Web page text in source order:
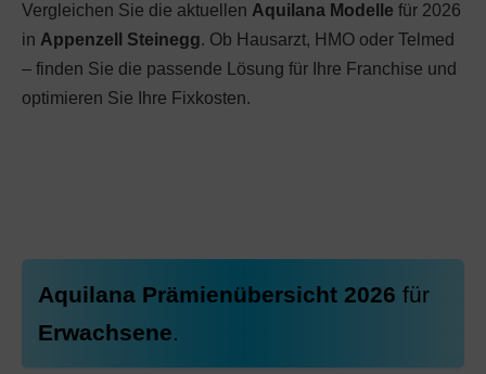
Vergleichen Sie die aktuellen Aquilana Modelle für 2026
in Appenzell Steinegg. Ob Hausarzt, HMO oder Telmed
– finden Sie die passende Lösung für Ihre Franchise und
optimieren Sie Ihre Fixkosten.
Aquilana Prämienübersicht 2026 für
Erwachsene.